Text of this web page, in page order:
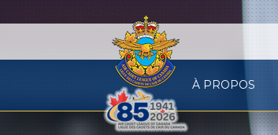
À PROPOS